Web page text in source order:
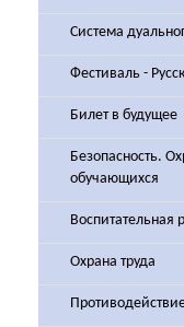
Система
Фестиваль -
Билет в будущее
Безопасность.
обучающихся
Воспитательная
Охрана труда